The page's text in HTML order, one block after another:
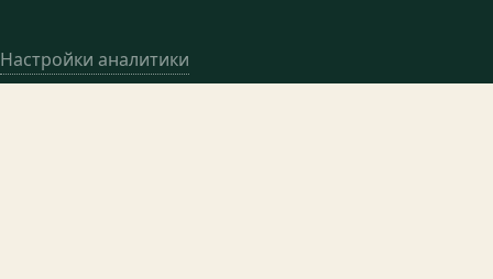
Настройки аналитики